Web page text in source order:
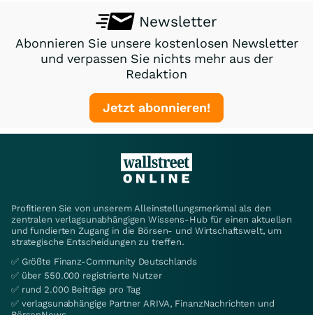
Newsletter
Abonnieren Sie unsere kostenlosen Newsletter
und verpassen Sie nichts mehr aus der
Redaktion
Jetzt abonnieren!
Profitieren Sie von unserem Alleinstellungsmerkmal als den
zentralen verlagsunabhängigen Wissens-Hub für einen aktuellen
und fundierten Zugang in die Börsen- und Wirtschaftswelt, um
strategische Entscheidungen zu treffen.
✅ Größte Finanz-Community Deutschlands
✅ über 550.000 registrierte Nutzer
✅ rund 2.000 Beiträge pro Tag
✅ verlagsunabhängige Partner ARIVA, FinanzNachrichten und